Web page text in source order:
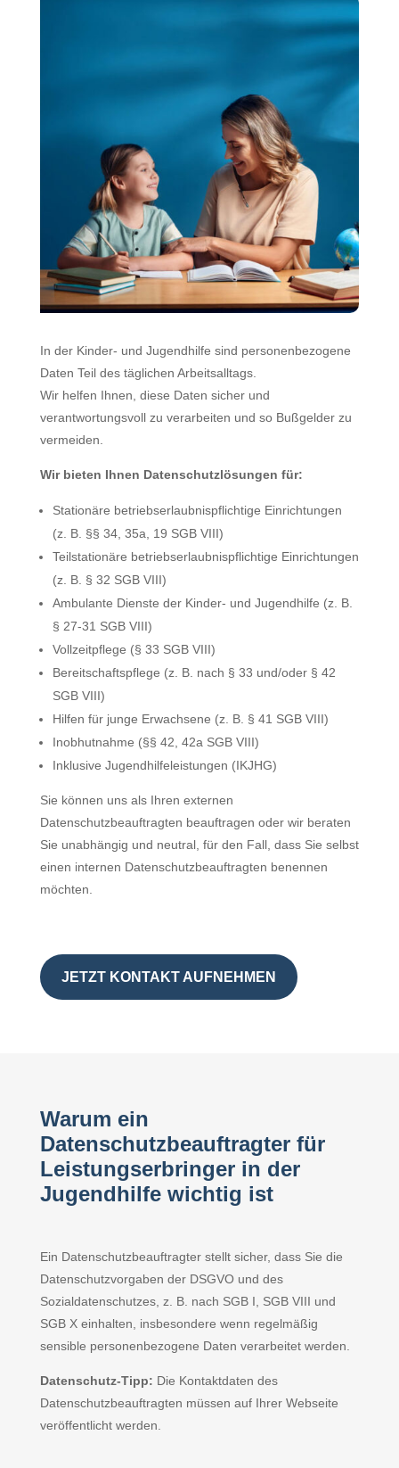
In der Kinder- und Jugendhilfe sind personenbezogene
Daten Teil des täglichen Arbeitsalltags.
Wir helfen Ihnen, diese Daten sicher und
verantwortungsvoll zu verarbeiten und so Bußgelder zu
vermeiden.
Wir bieten Ihnen Datenschutzlösungen für:
Stationäre betriebserlaubnispflichtige Einrichtungen
(z. B. §§ 34, 35a, 19 SGB VIII)
Teilstationäre betriebserlaubnispflichtige Einrichtungen
(z. B. § 32 SGB VIII)
Ambulante Dienste der Kinder- und Jugendhilfe (z. B.
§ 27-31 SGB VIII)
Vollzeitpflege (§ 33 SGB VIII)
Bereitschaftspflege (z. B. nach § 33 und/oder § 42
SGB VIII)
Hilfen für junge Erwachsene (z. B. § 41 SGB VIII)
Inobhutnahme (§§ 42, 42a SGB VIII)
Inklusive Jugendhilfeleistungen (IKJHG)
Sie können uns als Ihren externen
Datenschutzbeauftragten beauftragen oder wir beraten
Sie unabhängig und neutral, für den Fall, dass Sie selbst
einen internen Datenschutzbeauftragten benennen
möchten.
JETZT KONTAKT AUFNEHMEN
Warum ein
Datenschutzbeauftragter für
Leistungserbringer in der
Jugendhilfe wichtig ist
Ein Datenschutzbeauftragter stellt sicher, dass Sie die
Datenschutzvorgaben der DSGVO und des
Sozialdatenschutzes, z. B. nach SGB I, SGB VIII und
SGB X einhalten, insbesondere wenn regelmäßig
sensible personenbezogene Daten verarbeitet werden.
Datenschutz-Tipp: Die Kontaktdaten des
Datenschutzbeauftragten müssen auf Ihrer Webseite
veröffentlicht werden.